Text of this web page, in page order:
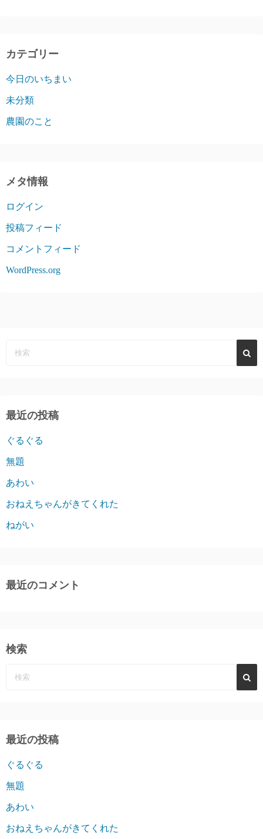
カテゴリー
今日のいちまい
未分類
農園のこと
メタ情報
ログイン
投稿フィード
コメントフィード
WordPress.org
最近の投稿
ぐるぐる
無題
あわい
おねえちゃんがきてくれた
ねがい
最近のコメント
検索
最近の投稿
ぐるぐる
無題
あわい
おねえちゃんがきてくれた